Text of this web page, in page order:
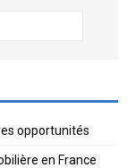
opportunités
en France